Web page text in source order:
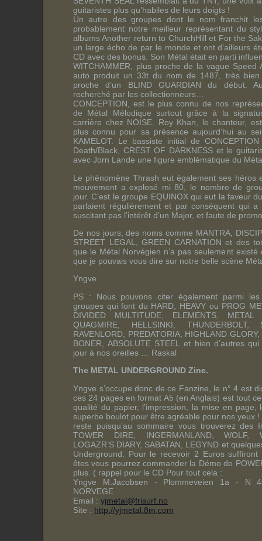
guitaristes plus qu’habiles de leurs doigts !
Un autre des groupes dont le nom franchit
probablement notre meilleur représentant du
albums Another return to ChurchHill et For the
un large écho de par le monde et ont d’ailleurs
CD avec des bonus. Son Métal était en parti
WITCHAMMER, plus proche de la vague Speed
auto produit un 33t du nom de 1487, très bien
proche d’un BLIND GUARDIAN du début.
recherché par les collectionneurs…
CONCEPTION, est le plus connu de nos
de Métal Mélodique surtout grâce à la
carrière chez NOISE. Roy Khan, le chanteur,
plus connu pour sa présence aujourd’hui au
KAMELOT. Le bassiste initial de
Death/Black, CREST OF DARKNESS et le
avec Jorn Lande une figure emblématique du
Le phénomène Thrash eut également ses héros
mouvement a explosé mi 80, le nombre de
jour. C’est le groupe EQUINOX qui eut la faveur
parlaient régulièrement et par conséquent qui
suscitant pas l’intérêt d’un Major, et faute de
De nos jours, des noms comme MANTRA,
STREET LEGAL, GREEN CARNATION et des
que le Métal Norvégien n’a pas seulement
que je pouvais vous dire sur notre belle scène
Yngve.
PS : Nous pouvons citer également parmi
groupes qui font du HARD, HEAVY ou PROG
DIVIDED MULTITUDE, ELEMENTS,
QUAGMIRE, HELLSINKI,
RAVENLORD, PREDATORIA, HIGHLAND
BONER, ABSOLUTE STEEL et bien d’autres
jour à nos oreilles … Raskal
The METAL UNDERGROUND Zine.
Yngve s’occupe donc de ce Fanzine, le n° 4 est
ces 24 pages en format A5 (en Anglais) est tout
qualité du papier, l’impression, la mise en
superbe boulot pour être agréable pour nos yeux !
reste puisqu’au sommaire vous trouverez des
TOWER DIRE, INGERMANLAND, WOLF,
LOGAZR’S DIARY, SABATAN, LEGYND et
Underground. Pour le recevoir 2 Euros
êtes vous pourrez commander la Démo de
plus. ( rappel pour le CD Pour tout cela :
Yngve M.Jacobsen - Plommeveien 1a - N
NORVEGE
Email : yjmetal@frisurf.no
Site : http://yjmetal.8m.com